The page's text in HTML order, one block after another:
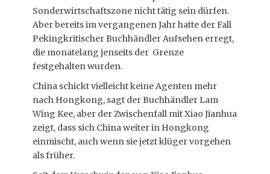
Sonderwirtschaftszone nicht tätig sein dürfen.
Aber bereits im vergangenen Jahr hatte der Fall
Pekingkritischer Buchhändler Aufsehen erregt,
die monatelang jenseits der Grenze
festgehalten wurden.
China schickt vielleicht keine Agenten mehr
nach Hongkong, sagt der Buchhändler Lam
Wing Kee, aber der Zwischenfall mit Xiao Jianhua
zeigt, dass sich China weiter in Hongkong
einmischt, auch wenn sie jetzt klüger vorgehen
als früher.